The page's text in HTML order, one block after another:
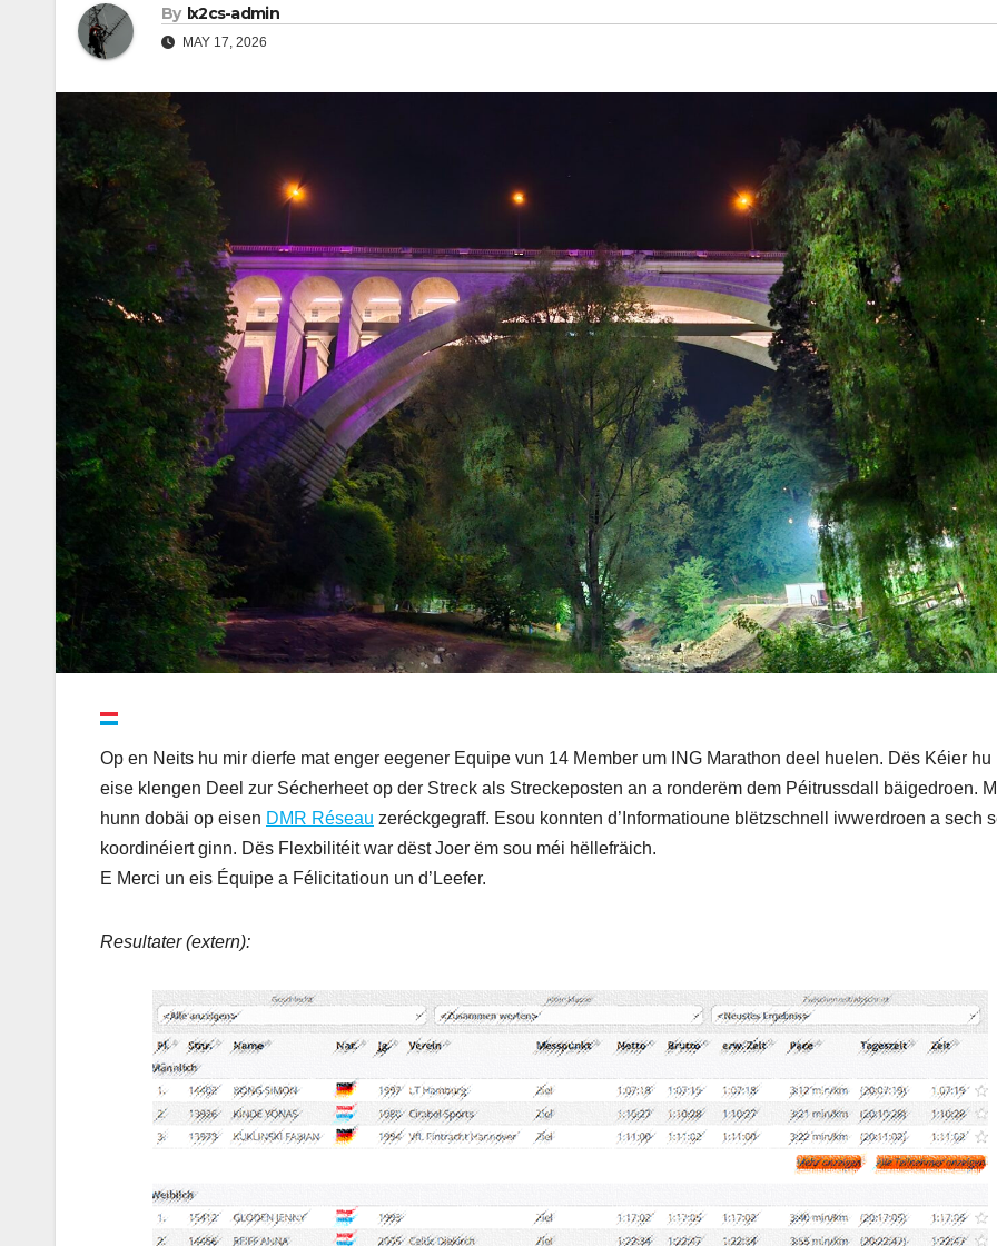
By lx2cs-admin
MAY 17, 2026
Op en Neits hu mir dierfe mat enger eegener Equipe vun 14 Member um ING Marathon deel huelen. Dës Kéier hu
eise klengen Deel zur Sécherheet op der Streck als Streckeposten an a ronderëm dem Péitrussdall bäigedroen.
hunn dobäi op eisen DMR Réseau zeréckgegraff. Esou konnten d’Informatioune blëtzschnell iwwerdroen a sech
koordinéiert ginn. Dës Flexbilitéit war dëst Joer ëm sou méi hëllefräich.
E Merci un eis Équipe a Félicitatioun un d’Leefer.
Resultater (extern):